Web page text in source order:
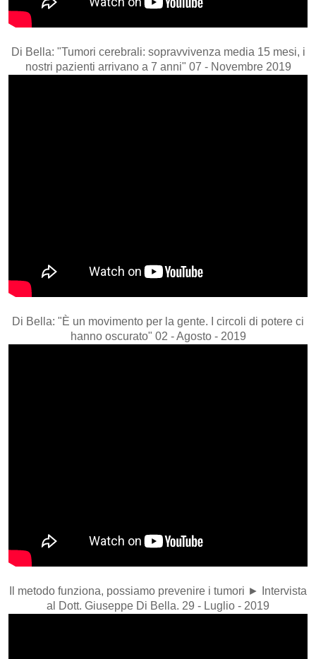
Di Bella: "Tumori cerebrali: sopravvivenza media 15 mesi, i
nostri pazienti arrivano a 7 anni" 07 - Novembre 2019
Di Bella: "È un movimento per la gente. I circoli di potere ci
hanno oscurato" 02 - Agosto - 2019
Il metodo funziona, possiamo prevenire i tumori ► Intervista
al Dott. Giuseppe Di Bella. 29 - Luglio - 2019